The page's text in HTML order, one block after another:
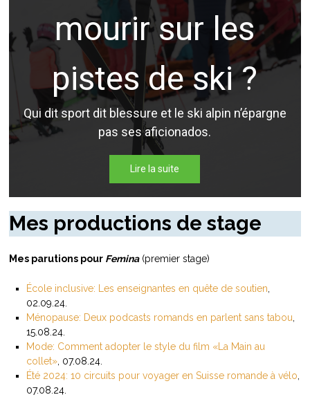
mourir sur les
pistes de ski ?
Qui dit sport dit blessure et le ski alpin n’épargne
pas ses aficionados.
Lire la suite
Mes productions de stage
Mes parutions pour Femina(premier stage)
École inclusive: Les enseignantes en quête de soutien,
02.09.24.
Ménopause: Deux podcasts romands en parlent sans tabou,
15.08.24.
Mode: Comment adopter le style du film «La Main au
collet», 07.08.24.
Été 2024: 10 circuits pour voyager en Suisse romande à vélo,
07.08.24.